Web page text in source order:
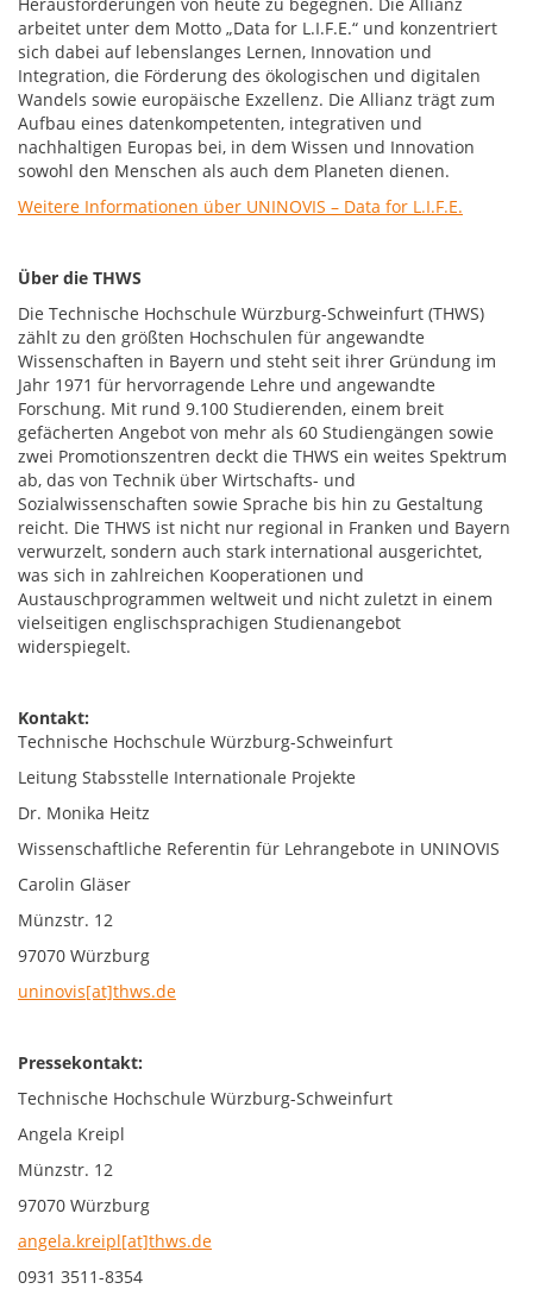
arbeitet unter dem Motto „Data for L.I.F.E.“ und konzentriert
sich dabei auf lebenslanges Lernen, Innovation und
Integration, die Förderung des ökologischen und digitalen
Wandels sowie europäische Exzellenz. Die Allianz trägt zum
Aufbau eines datenkompetenten, integrativen und
nachhaltigen Europas bei, in dem Wissen und Innovation
sowohl den Menschen als auch dem Planeten dienen.
Weitere Informationen über UNINOVIS – Data for L.I.F.E.
Über die THWS
Die Technische Hochschule Würzburg-Schweinfurt (THWS)
zählt zu den größten Hochschulen für angewandte
Wissenschaften in Bayern und steht seit ihrer Gründung im
Jahr 1971 für hervorragende Lehre und angewandte
Forschung. Mit rund 9.100 Studierenden, einem breit
gefächerten Angebot von mehr als 60 Studiengängen sowie
zwei Promotionszentren deckt die THWS ein weites Spektrum
ab, das von Technik über Wirtschafts- und
Sozialwissenschaften sowie Sprache bis hin zu Gestaltung
reicht. Die THWS ist nicht nur regional in Franken und Bayern
verwurzelt, sondern auch stark international ausgerichtet,
was sich in zahlreichen Kooperationen und
Austauschprogrammen weltweit und nicht zuletzt in einem
vielseitigen englischsprachigen Studienangebot
widerspiegelt.
Kontakt:
Technische Hochschule Würzburg-Schweinfurt
Leitung Stabsstelle Internationale Projekte
Dr. Monika Heitz
Wissenschaftliche Referentin für Lehrangebote in UNINOVIS
Carolin Gläser
Münzstr. 12
97070 Würzburg
uninovis[at]thws.de
Pressekontakt:
Technische Hochschule Würzburg-Schweinfurt
Angela Kreipl
Münzstr. 12
97070 Würzburg
angela.kreipl[at]thws.de
0931 3511-8354